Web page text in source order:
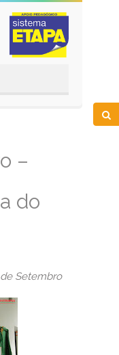
–
do
Setembro